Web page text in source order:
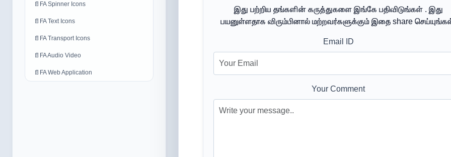
📄 FA Spinner Icons
📄 FA Text Icons
📄 FA Transport Icons
📄 FA Audio Video
📄 FA Web Application
இது பற்றிய தங்களின் கருத்துகளை இங்கே பதிவிடுங்கள் . இது
பயனுள்ளதாக விரும்பினால் மற்றவர்களுக்கும் இதை share
Email ID
Your Comment